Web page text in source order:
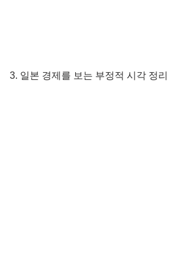
3. 일본 경제를 보는 부정적 시각 정리